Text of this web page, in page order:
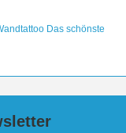
Das schönste